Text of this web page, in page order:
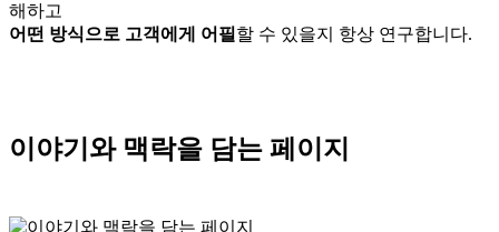
해하고
어떤 방식으로 고객에게 어필 할 수 있을지 항상 연구합니다.
이야기와 맥락을 담는 페이지